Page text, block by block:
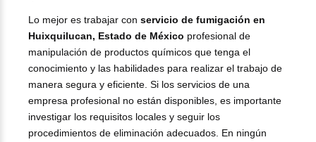
Lo mejor es trabajar con servicio de fumigación en
Huixquilucan, Estado de México profesional de
manipulación de productos químicos que tenga el
conocimiento y las habilidades para realizar el trabajo de
manera segura y eficiente. Si los servicios de una
empresa profesional no están disponibles, es importante
investigar los requisitos locales y seguir los
procedimientos de eliminación adecuados. En ningún